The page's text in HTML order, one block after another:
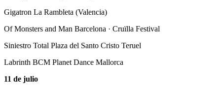
Gigatron La Rambleta (Valencia)
Of Monsters and Man Barcelona · Cruïlla Festival
Siniestro Total Plaza del Santo Cristo Teruel
Labrinth BCM Planet Dance Mallorca
11 de julio